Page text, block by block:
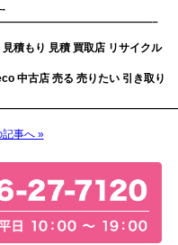
積もり 見積 買取店 リサイクル
中古店 売る 売りたい 引き取り
記事へ »